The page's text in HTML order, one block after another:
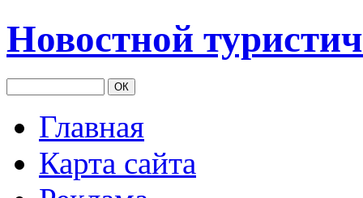
Новостной
Главная
Карта сайта